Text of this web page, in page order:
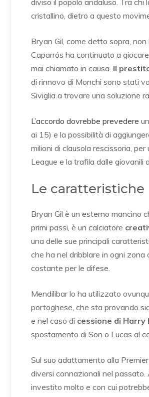
diviso il popolo andaluso. Tra chi
cristallino, dietro a questo
Bryan Gil, come detto sopra,
Caparrós ha continuato a
mai chiamato in causa. Il
di rinnovo di Monchi sono stati
Siviglia a trovare una soluzione
L’accordo dovrebbe prevedere
ai 15) e la possibilità di
milioni di clausola rescissoria,
League e la trafila dalle giovanili
Le caratteristiche
Bryan Gil è un esterno mancino
primi passi, è un calciatore
una delle sue principali
che ha nel dribblare in ogni zona
costante per le difese.
Mendilibar lo ha utilizzato
portoghese, che sta provando
e nel caso di cessione di Harry
spostamento di Son o Lucas al
Sul suo adattamento alla
diversi connazionali nel passato.
investito molto e con cui